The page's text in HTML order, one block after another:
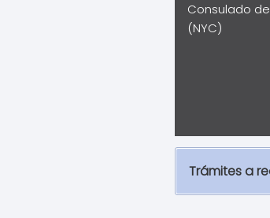
Consulado de
(NYC)
Trámites a